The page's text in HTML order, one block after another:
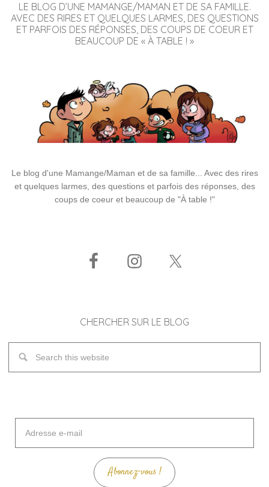
LE BLOG D’UNE MAMANGE/MAMAN ET DE SA FAMILLE.
AVEC DES RIRES ET QUELQUES LARMES, DES QUESTIONS
ET PARFOIS DES RÉPONSES, DES COUPS DE COEUR ET
BEAUCOUP DE « À TABLE ! »
Le blog d'une Mamange/Maman et de sa famille... Avec des rires
et quelques larmes, des questions et parfois des réponses, des
coups de coeur et beaucoup de "À table !"
CHERCHER SUR LE BLOG
mail
Abonnez-vous !